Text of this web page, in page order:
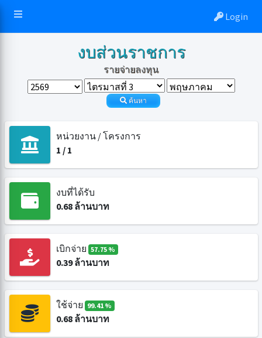
Login
งบส่วนราชการ
รายจ่ายลงทุน
ค้นหา
หน่วยงาน / โครงการ
1 / 1
งบที่ได้รับ
0.68ล้านบาท
เบิกจ่าย 57.75 %
0.39ล้านบาท
ใช้จ่าย 99.41 %
0.68ล้านบาท